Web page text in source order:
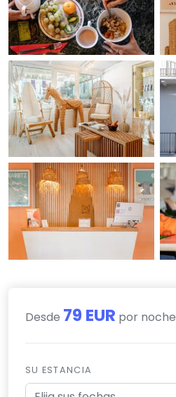
Desde 79 EUR por noche
SU ESTANCIA